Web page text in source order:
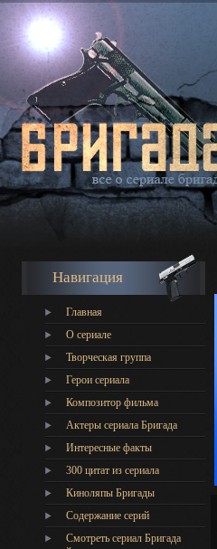
Навигация
Главная
О сериале
Творческая группа
Герои сериала
Композитор фильма
Актеры сериала Бригада
Интересные факты
300 цитат из сериала
Киноляпы Бригады
Содержание серий
Смотреть сериал Бригада